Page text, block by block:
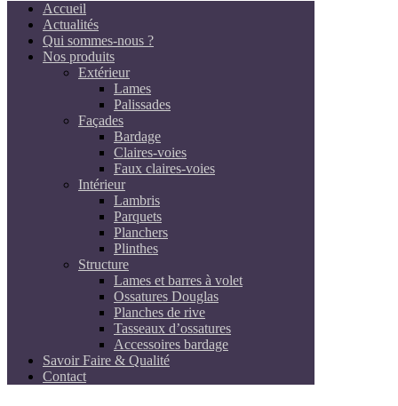
Accueil
Actualités
Qui sommes-nous ?
Nos produits
Extérieur
Lames
Palissades
Façades
Bardage
Claires-voies
Faux claires-voies
Intérieur
Lambris
Parquets
Planchers
Plinthes
Structure
Lames et barres à volet
Ossatures Douglas
Planches de rive
Tasseaux d’ossatures
Accessoires bardage
Savoir Faire & Qualité
Contact